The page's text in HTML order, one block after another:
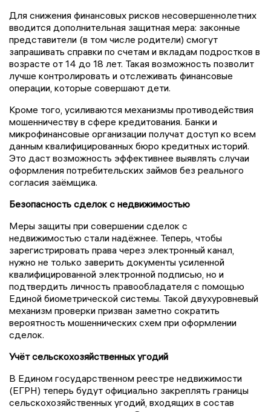
Для снижения финансовых рисков несовершеннолетних
вводится дополнительная защитная мера: законные
представители (в том числе родители) смогут
запрашивать справки по счетам и вкладам подростков в
возрасте от 14 до 18 лет. Такая возможность позволит
лучше контролировать и отслеживать финансовые
операции, которые совершают дети.
Кроме того, усиливаются механизмы противодействия
мошенничеству в сфере кредитования. Банки и
микрофинансовые организации получат доступ ко всем
данным квалифицированных бюро кредитных историй.
Это даст возможность эффективнее выявлять случаи
оформления потребительских займов без реального
согласия заёмщика.
Безопасность сделок с недвижимостью
Меры защиты при совершении сделок с
недвижимостью стали надёжнее. Теперь, чтобы
зарегистрировать права через электронный канал,
нужно не только заверить документы усиленной
квалифицированной электронной подписью, но и
подтвердить личность правообладателя с помощью
Единой биометрической системы. Такой двухуровневый
механизм проверки призван заметно сократить
вероятность мошеннических схем при оформлении
сделок.
Учёт сельскохозяйственных угодий
В Едином государственном реестре недвижимости
(ЕГРН) теперь будут официально закреплять границы
сельскохозяйственных угодий, входящих в состав